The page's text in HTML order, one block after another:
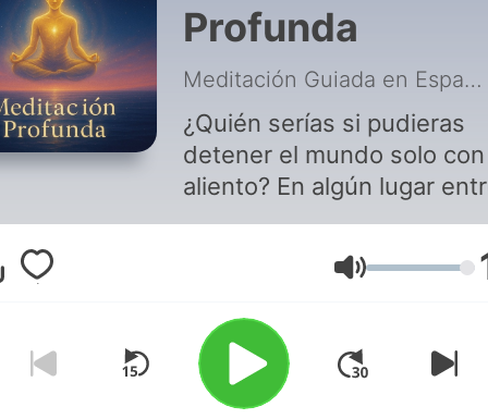
Profunda
Meditación Guiada en Español
¿Quién serías si pudieras
detener el mundo solo
aliento? En algún lugar
ruido de la ciudad y la
abierta del pensamiento,
Ese susurro eres tú.
Ese susurro es Meditacion
Profunda.
Volume